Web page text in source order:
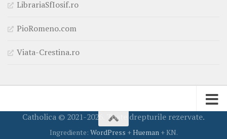
LibrariaSfIosif.ro
PioRomeno.com
Viata-Crestina.ro
Catholica © 2021-2026. Toate drepturile rezervate.
Ingrediente: WordPress +Hueman+ KN.